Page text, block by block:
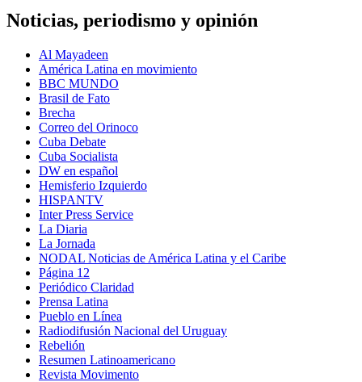
Noticias, periodismo y opinión
Al Mayadeen
América Latina en movimiento
BBC MUNDO
Brasil de Fato
Brecha
Correo del Orinoco
Cuba Debate
Cuba Socialista
DW en español
Hemisferio Izquierdo
HISPANTV
Inter Press Service
La Diaria
La Jornada
NODAL Noticias de América Latina y el Caribe
Página 12
Periódico Claridad
Prensa Latina
Pueblo en Línea
Radiodifusión Nacional del Uruguay
Rebelión
Resumen Latinoamericano
Revista Movimento